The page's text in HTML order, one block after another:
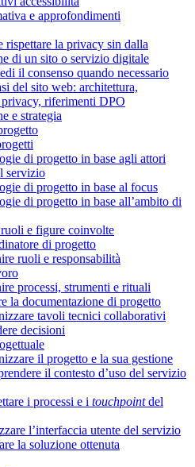
e approfondimenti
rispettare la privacy sin dalla
di un sito o servizio digitale
il consenso quando necessario
del sito web: architettura,
riferimenti DPO
e strategia
di progetto in base agli attori
servizio
di progetto in base al focus
di progetto in base all’ambito di
e figure coinvolte
di progetto
ruoli e responsabilità
processi, strumenti e rituali
la documentazione di progetto
tavoli tecnici collaborativi
decisioni
il progetto e la sua gestione
il contesto d’uso del servizio
i processi e i touchpointdel
l’interfaccia utente del servizio
la soluzione ottenuta